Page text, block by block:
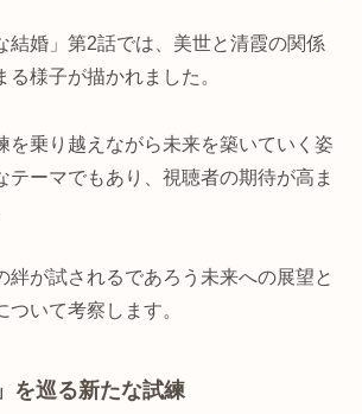
結婚」第2話では、美世と清霞の関係
様子が描かれました。
を乗り越えながら未来を築いていく姿
テーマでもあり、視聴者の期待が高ま
絆が試されるであろう未来への展望と
いて考察します。
を巡る新たな試練